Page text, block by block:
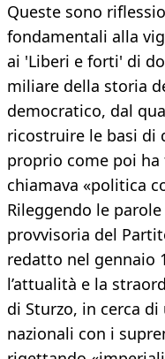
Queste sono
fondamentali alla
ai 'Liberi e forti' di
miliare della storia
democratico, dal
ricostruire le basi di
proprio come poi ha
chiamava «politica
Rileggendo le
provvisoria del
redatto nel gennaio
l’attualità e la
di Sturzo, in cerca
nazionali con i